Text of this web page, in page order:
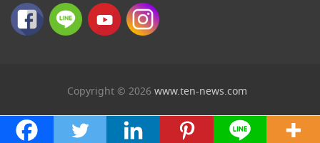
Copyright © 2026 www.ten-news.com